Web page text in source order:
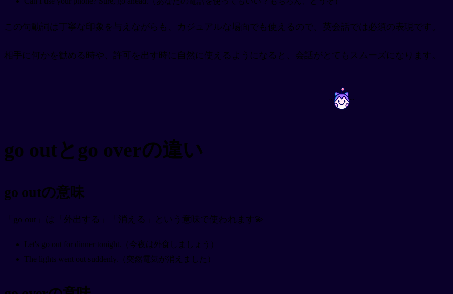
この句動詞は丁寧な印象を与えながらも、カジュアルな場面でも使えるので、英会話では必須の表現です。
相手に何かを勧める時や、許可を出す時に自然に使えるようになると、会話がとてもスムーズになります。
~ ~
go outとgo overの違い
go outの意味
「go out」は「外出する」「消える」という意味で使われます💫
Let's go out for dinner tonight.（今夜は外食しましょう）
The lights went out suddenly.（突然電気が消えました）